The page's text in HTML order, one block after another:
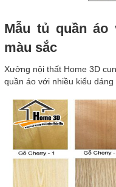
Mẫu tủ quần
màu sắc
Xưởng nội thất Home 3D
quần áo với nhiều kiểu dáng